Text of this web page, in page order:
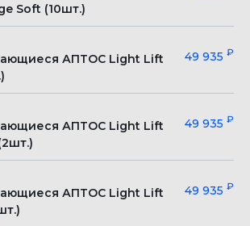
Soft (10шт.)
АПТОС Light Lift
49 935 ₽
АПТОС Light Lift
49 935 ₽
АПТОС Light Lift
49 935 ₽